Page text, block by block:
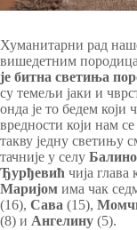
Хуманитарни рад
вишедетним
је битна светиња
су темељи јаки и
онда је то бедем који
вредности који нам
такву једну светињу
тачније у селу
Ђурђевић чија глава
Маријом има чак
(16), Сава (15),
(8) и Ангелину (5).